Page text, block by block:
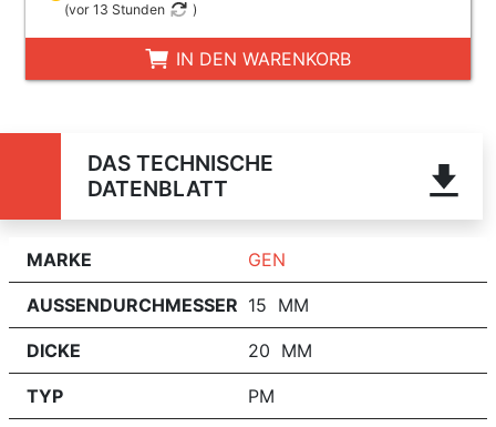
(vor 13 Stunden )
IN DEN WARENKORB
DAS TECHNISCHE
DATENBLATT
MARKE GEN
AUSSENDURCHMESSER 15 MM
DICKE 20 MM
TYP PM